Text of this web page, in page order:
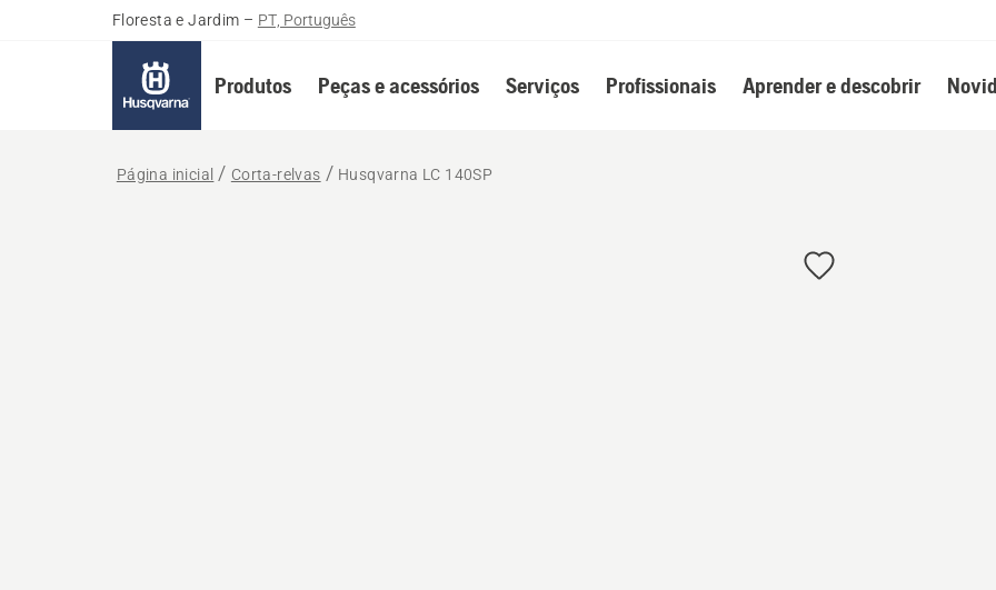
Floresta e Jardim – PT, Português
Produtos Peças e acessórios Serviços Profissionais Aprender e descobrir
Página inicial Corta-relvas Husqvarna LC 140SP